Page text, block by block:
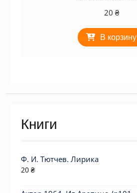
20 ₴
В корзину
Книги
Ф. И. Тютчев. Лирика
20 ₴